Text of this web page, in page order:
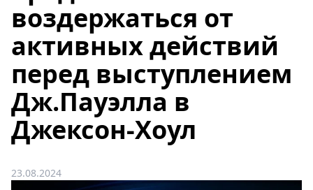
воздержаться от
активных действий
перед выступлением
Дж.Пауэлла в
Джексон-Хоул
23.08.2024